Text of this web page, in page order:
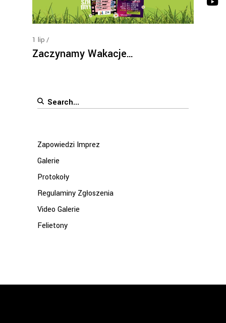
1 lip
Zaczynamy Wakacje…
Search
Zapowiedzi Imprez
Galerie
Protokoły
Regulaminy Zgłoszenia
Video Galerie
Felietony